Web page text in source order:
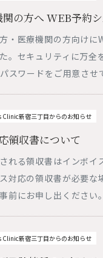
関の方へ WEB予約
・医療機関の方向けに
。セキュリティに万全
スワードをご用意さ
Clinic新宿三丁目からのお知らせ
領収書について
れる領収書はインボイ
対応の領収書が必要な
前にお申し出くださ
Clinic新宿三丁目からのお知らせ